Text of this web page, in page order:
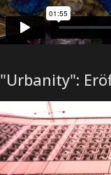
"Urbanity":